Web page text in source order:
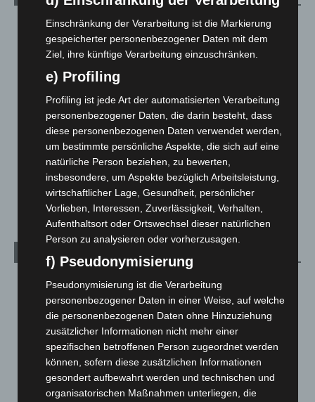
Blaulicht
2.798
Corona-News
Hannover und Region
Langenhagen und Ortsteile
Leserbriefe
Menschen
Über uns
Veranstaltungen
1.887
August 2026(10)
Juli 2026(73)
Juni 2026(139)
Mai 2026(99)
April 2026(99)
März 2026(115)
Einschränkung der Verarbeitung ist die Markierung
gespeicherter personenbezogener Daten mit dem
Ziel, ihre künftige Verarbeitung einzuschränken.
e) Profiling
Profiling ist jede Art der automatisierten Verarbeitung
personenbezogener Daten, die darin besteht, dass
diese personenbezogenen Daten verwendet werden,
um bestimmte persönliche Aspekte, die sich auf eine
natürliche Person beziehen, zu bewerten,
insbesondere, um Aspekte bezüglich Arbeitsleistung,
wirtschaftlicher Lage, Gesundheit, persönlicher
Vorlieben, Interessen, Zuverlässigkeit, Verhalten,
Aufenthaltsort oder Ortswechsel dieser natürlichen
Person zu analysieren oder vorherzusagen.
f) Pseudonymisierung
Pseudonymisierung ist die Verarbeitung
personenbezogener Daten in einer Weise, auf welche
die personenbezogenen Daten ohne Hinzuziehung
zusätzlicher Informationen nicht mehr einer
spezifischen betroffenen Person zugeordnet werden
können, sofern diese zusätzlichen Informationen
gesondert aufbewahrt werden und technischen und
organisatorischen Maßnahmen unterliegen, die